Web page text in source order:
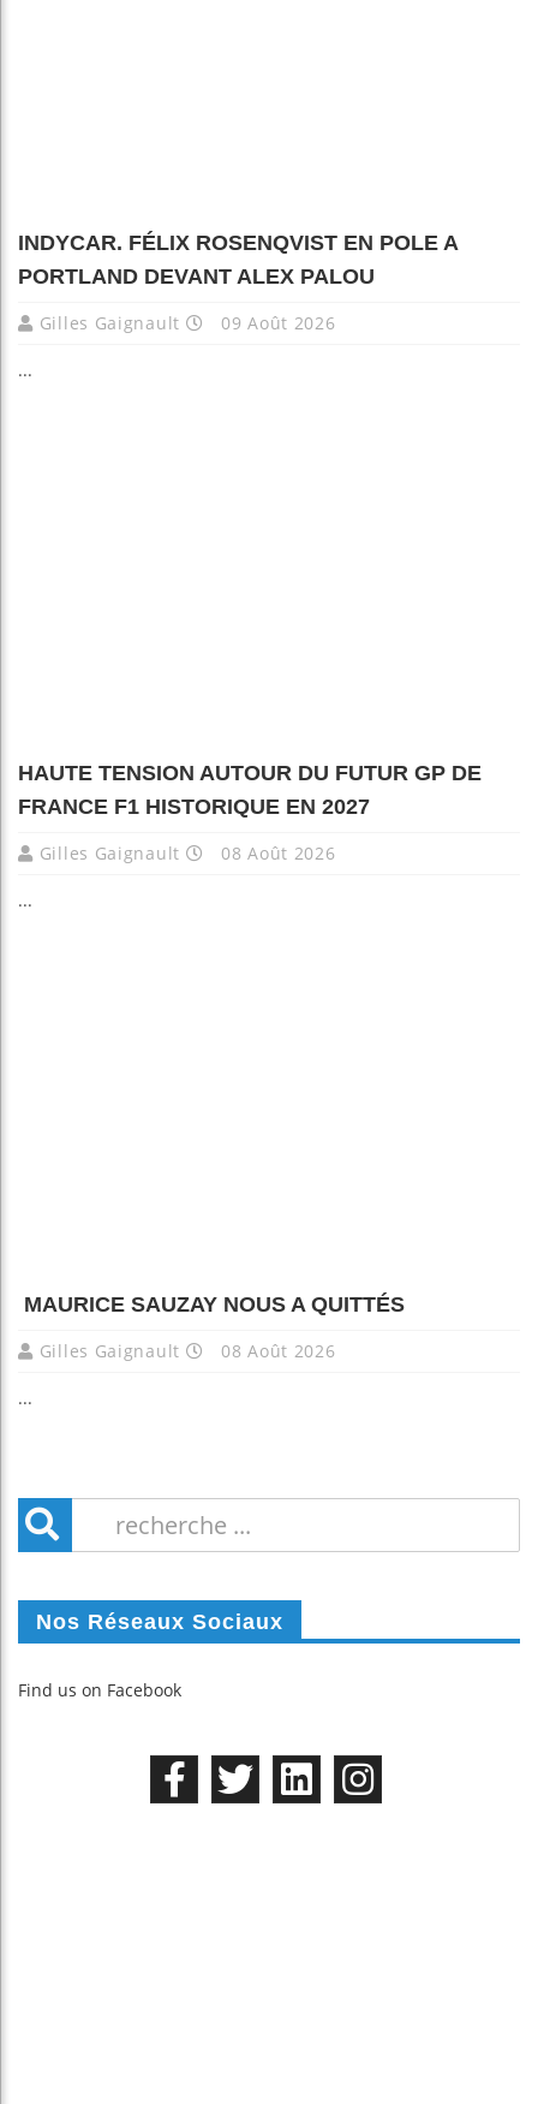
INDYCAR. FÉLIX ROSENQVIST EN POLE A
PORTLAND DEVANT ALEX PALOU
Gilles Gaignault 09 Août 2026
...
HAUTE TENSION AUTOUR DU FUTUR GP DE
FRANCE F1 HISTORIQUE EN 2027
Gilles Gaignault 08 Août 2026
...
MAURICE SAUZAY NOUS A QUITTÉS
Gilles Gaignault 08 Août 2026
...
Nos Réseaux Sociaux
Find us on Facebook